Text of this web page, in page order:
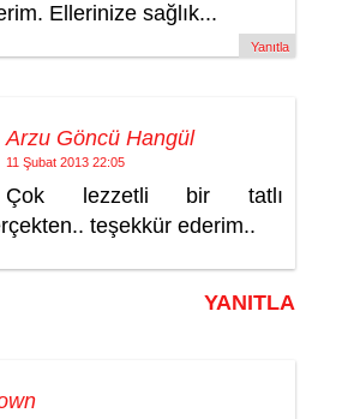
Ellerinize sağlık...
Yanıtla
Arzu Göncü Hangül
11 Şubat 2013 22:05
Çok lezzetli bir tatlı
teşekkür ederim..
YANITLA